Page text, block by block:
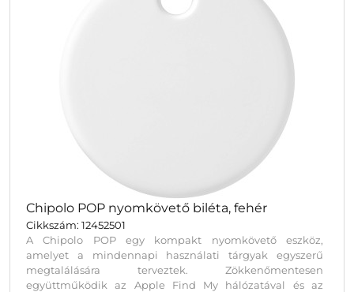
Chipolo POP nyomkövető biléta, fehér
Cikkszám: 12452501
A Chipolo POP egy kompakt nyomkövető eszköz,
amelyet a mindennapi használati tárgyak egyszerű
megtalálására terveztek. Zökkenőmentesen
együttműködik az Apple Find My hálózatával és az